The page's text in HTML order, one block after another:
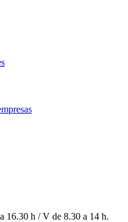
16.30 h / V de 8.30 a 14 h.